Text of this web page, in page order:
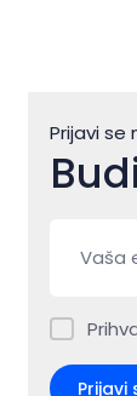
Prijavi
Prijavi